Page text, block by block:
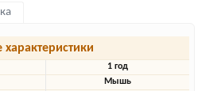
1 год
Мышь